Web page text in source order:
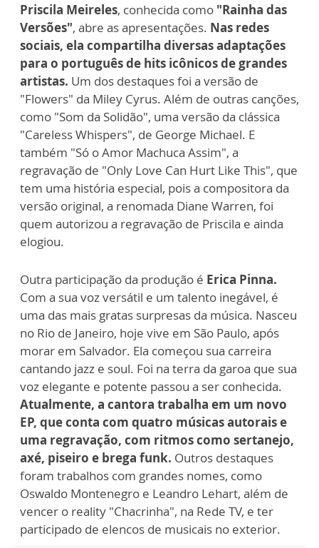
Priscila Meireles, conhecida como "Rainha das
Versões", abre as apresentações. Nas redes
sociais, ela compartilha diversas adaptações
para o português de hits icônicos de grandes
artistas. Um dos destaques foi a versão de
"Flowers" da Miley Cyrus. Além de outras canções,
como "Som da Solidão", uma versão da clássica
"Careless Whispers", de George Michael. E
também "Só o Amor Machuca Assim", a
regravação de "Only Love Can Hurt Like This", que
tem uma história especial, pois a compositora da
versão original, a renomada Diane Warren, foi
quem autorizou a regravação de Priscila e ainda
elogiou.
Outra participação da produção é Erica Pinna.
Com a sua voz versátil e um talento inegável, é
uma das mais gratas surpresas da música. Nasceu
no Rio de Janeiro, hoje vive em São Paulo, após
morar em Salvador. Ela começou sua carreira
cantando jazz e soul. Foi na terra da garoa que sua
voz elegante e potente passou a ser conhecida.
Atualmente, a cantora trabalha em um novo
EP, que conta com quatro músicas autorais e
uma regravação, com ritmos como sertanejo,
axé, piseiro e brega funk. Outros destaques
foram trabalhos com grandes nomes, como
Oswaldo Montenegro e Leandro Lehart, além de
vencer o reality "Chacrinha", na Rede TV, e ter
participado de elencos de musicais no exterior.